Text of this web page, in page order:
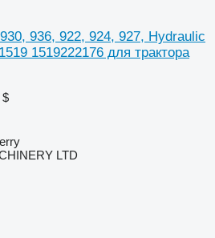
936, 922, 924, 927, Hydraulic
1519222176 для трактора
$
LTD